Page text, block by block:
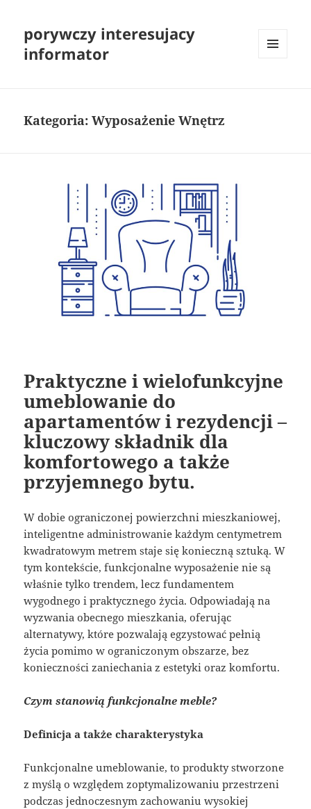
porywczy interesujacy
informator
Kategoria:Wyposażenie Wnętrz
Praktyczne i wielofunkcyjne
umeblowanie do
apartamentów i rezydencji –
kluczowy składnik dla
komfortowego a także
przyjemnego bytu.
W dobie ograniczonej powierzchni mieszkaniowej,
inteligentne administrowanie każdym centymetrem
kwadratowym metrem staje się konieczną sztuką. W
tym kontekście, funkcjonalne wyposażenie nie są
właśnie tylko trendem, lecz fundamentem
wygodnego i praktycznego życia. Odpowiadają na
wyzwania obecnego mieszkania, oferując
alternatywy, które pozwalają egzystować pełnią
życia pomimo w ograniczonym obszarze, bez
konieczności zaniechania z estetyki oraz komfortu.
Czym stanowią funkcjonalne meble?
Definicja a także charakterystyka
Funkcjonalne umeblowanie, to produkty stworzone
z myślą o względem zoptymalizowaniu przestrzeni
podczas jednoczesnym zachowaniu wysokiej